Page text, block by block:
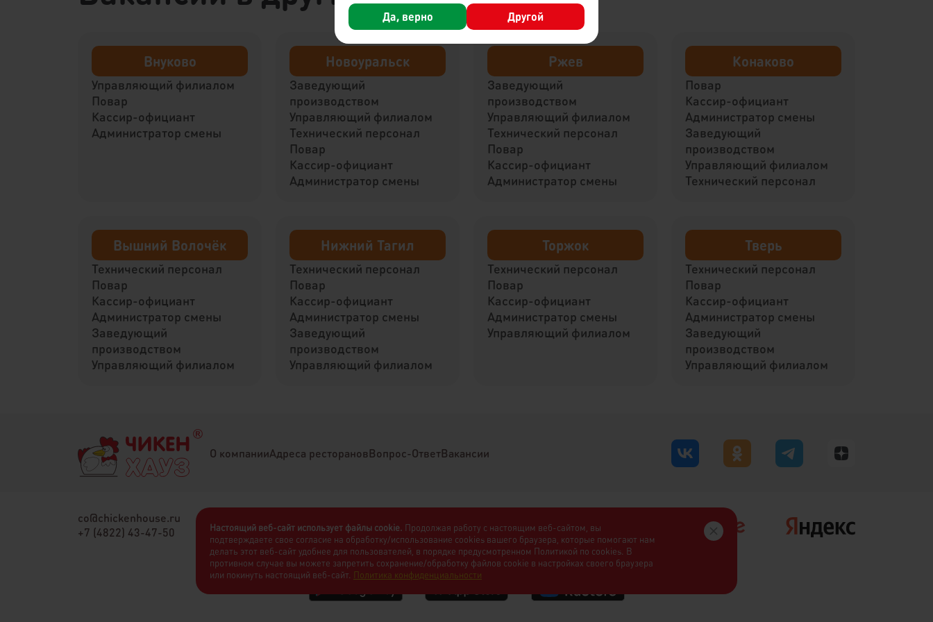
Да, верно Другой
Внуково
Управляющий филиалом
Повар
Кассир-официант
Администратор смены
Новоуральск
Заведующий
производством
Управляющий филиалом
Технический персонал
Повар
Кассир-официант
Администратор смены
Ржев
Заведующий
производством
Управляющий филиалом
Технический персонал
Повар
Кассир-официант
Администратор смены
Конаково
Повар
Кассир-официант
Администратор смены
Заведующий
производством
Управляющий филиалом
Технический персонал
Вышний Волочёк
Технический персонал
Повар
Кассир-официант
Администратор смены
Заведующий
производством
Управляющий филиалом
Нижний Тагил
Технический персонал
Повар
Кассир-официант
Администратор смены
Заведующий
производством
Управляющий филиалом
Торжок
Технический персонал
Повар
Кассир-официант
Администратор смены
Управляющий филиалом
Тверь
Технический персонал
Повар
Кассир-официант
Администратор смены
Заведующий
производством
Управляющий филиалом
О компанииАдреса ресторановВопрос-ОтветВакансии
co@chickenhouse.ru
+7 (4822) 43-47-50
Настоящий веб-сайт использует файлы cookie. Продолжая работу с настоящим веб-сайтом, вы
подтверждаете свое согласие на обработку/использование cookies вашего браузера, которые помогают нам
делать этот веб-сайт удобнее для пользователей, в порядке предусмотренном Политикой по cookies. В
противном случае вы можете запретить сохранение/обработку файлов cookie в настройках своего браузера
или покинуть настоящий веб-сайт. Политика конфиденциальности